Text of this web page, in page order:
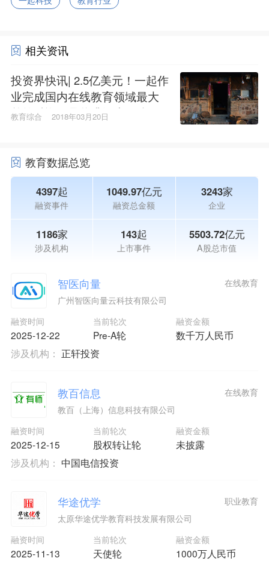
相关资讯
投资界快讯| 2.5亿美元！一起作
业完成国内在线教育领域最大
单笔融资，品牌升级为“一起科
教育综合 2018年03月20日
教育数据总览
4397起
融资事件
1049.97亿元
融资总金额
3243家
企业
1186家
涉及机构
143起
上市事件
5503.72亿元
A股总市值
智医向量
广州智医向量云科技有限公司
融资时间
2025-12-22
当前轮次
Pre-A轮
融资金额
数千万人民币
在线教育
涉及机构： 正轩投资
教百信息
教百（上海）信息科技有限公司
融资时间
2025-12-15
当前轮次
股权转让轮
融资金额
未披露
在线教育
涉及机构： 中国电信投资
华途优学
太原华途优学教育科技发展有限公司
融资时间
2025-11-13
当前轮次
天使轮
融资金额
1000万人民币
职业教育